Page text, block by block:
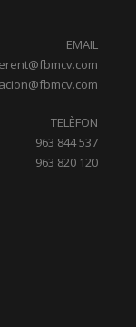
EMAIL
TELÈFON
963 844 537
963 820 120